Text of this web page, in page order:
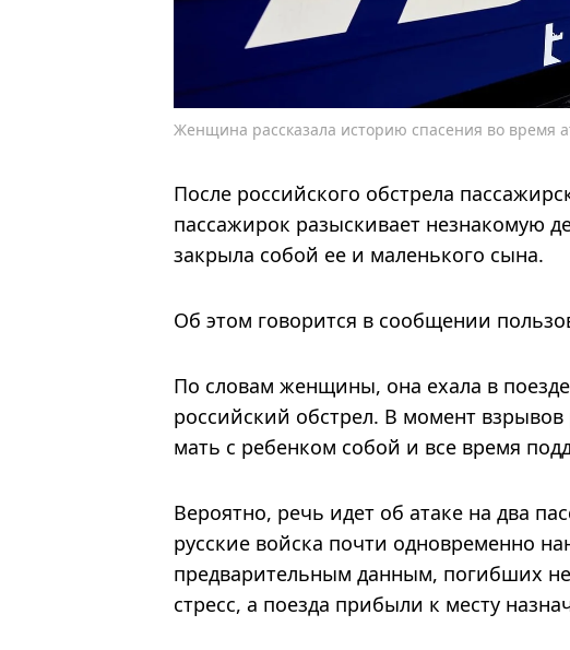
Женщина рассказала историю спасения во время
После российского обстрела
пассажирок разыскивает незнакомую
закрыла собой ее и маленького сына.
Об этом говорится в сообщении
По словам женщины, она ехала в
российский обстрел. В момент
мать с ребенком собой и все время
Вероятно, речь идет об атаке на два
русские войска почти одновременно
предварительным данным, погибших
стресс, а поезда прибыли к месту